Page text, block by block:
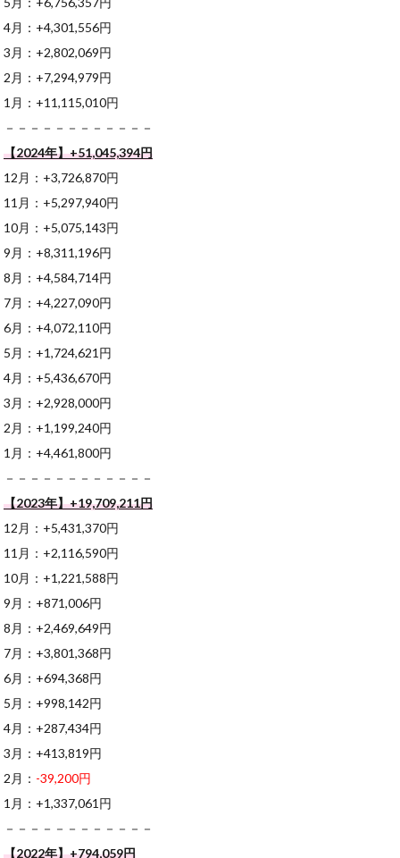
4月：+4,301,556円
3月：+2,802,069円
2月：+7,294,979円
1月：+11,115,010円
－－－－－－－－－－－－
【2024年】+51,045,394円
12月：+3,726,870円
11月：+5,297,940円
10月：+5,075,143円
9月：+8,311,196円
8月：+4,584,714円
7月：+4,227,090円
6月：+4,072,110円
5月：+1,724,621円
4月：+5,436,670円
3月：+2,928,000円
2月：+1,199,240円
1月：+4,461,800円
－－－－－－－－－－－－
【2023年】+19,709,211円
12月：+5,431,370円
11月：+2,116,590円
10月：+1,221,588円
9月：+871,006円
8月：+2,469,649円
7月：+3,801,368円
6月：+694,368円
5月：+998,142円
4月：+287,434円
3月：+413,819円
2月： -39,200円
1月：+1,337,061円
－－－－－－－－－－－－
【2022年】+794,059円